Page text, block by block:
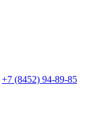
+7 (8452) 94-89-85